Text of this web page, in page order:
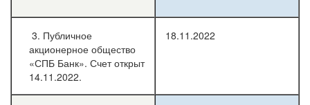
3. Публичное
акционерное общество
«СПБ Банк». Счет открыт
14.11.2022.
18.11.2022